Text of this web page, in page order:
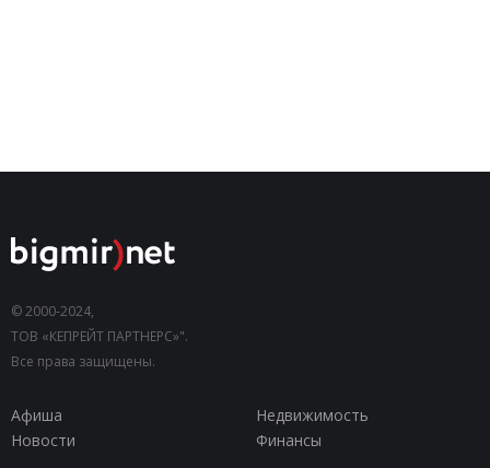
© 2000-2024,
ТОВ «КЕПРЕЙТ ПАРТНЕРС»".
Все права защищены.
Афиша
Недвижимость
Новости
Финансы